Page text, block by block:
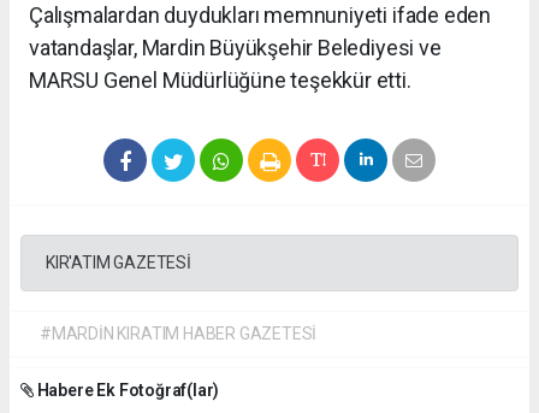
Çalışmalardan duydukları memnuniyeti ifade eden
vatandaşlar, Mardin Büyükşehir Belediyesi ve
MARSU Genel Müdürlüğüne teşekkür etti.
KIR'ATIM GAZETESİ
#MARDİN KIRATIM HABER GAZETESİ
Habere Ek Fotoğraf(lar)